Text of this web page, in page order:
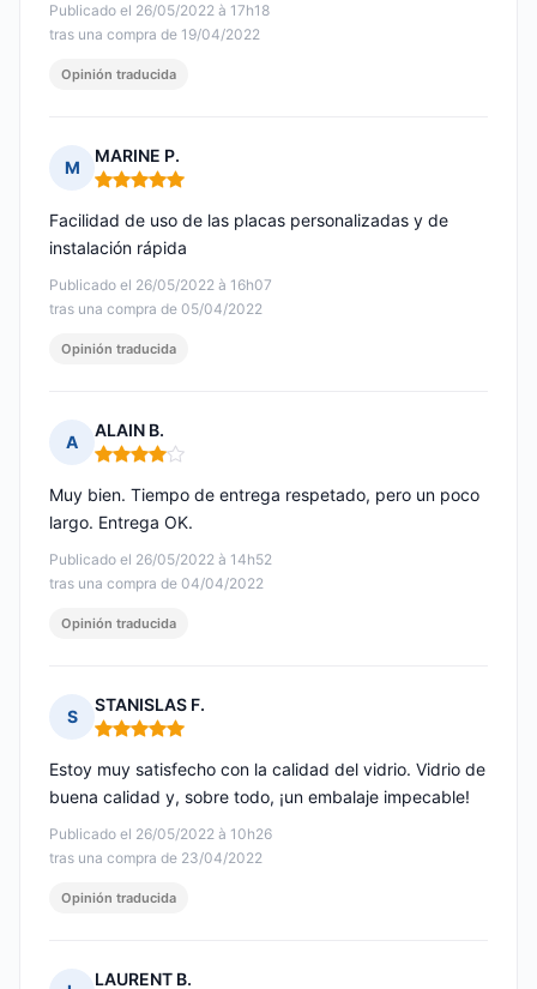
Publicado el 26/05/2022 à 17h18
tras una compra de 19/04/2022
Opinión traducida
M
MARINE P.
Nota: 5 de 5
Publicado el 26/05/2022 à 16h07
tras una compra de 05/04/2022
Facilidad de uso de las placas personalizadas y de
instalación rápida
Opinión traducida
A
ALAIN B.
Nota: 4 de 5
Publicado el 26/05/2022 à 14h52
tras una compra de 04/04/2022
Muy bien. Tiempo de entrega respetado, pero un poco
largo. Entrega OK.
Opinión traducida
S
STANISLAS F.
Nota: 5 de 5
Publicado el 26/05/2022 à 10h26
tras una compra de 23/04/2022
Estoy muy satisfecho con la calidad del vidrio. Vidrio de
buena calidad y, sobre todo, ¡un embalaje impecable!
Opinión traducida
LAURENT B.